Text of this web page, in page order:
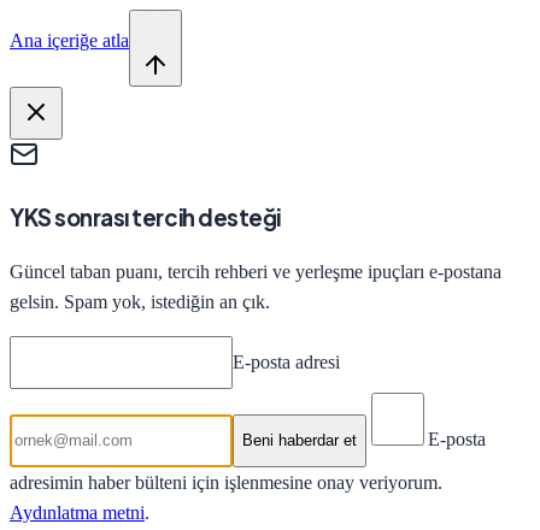
Ana içeriğe atla
YKS sonrası tercih desteği
Güncel taban puanı, tercih rehberi ve yerleşme ipuçları e-postana
gelsin. Spam yok, istediğin an çık.
E-posta adresi
Beni haberdar et E-posta
adresimin haber bülteni için işlenmesine onay veriyorum.
Aydınlatma metni.